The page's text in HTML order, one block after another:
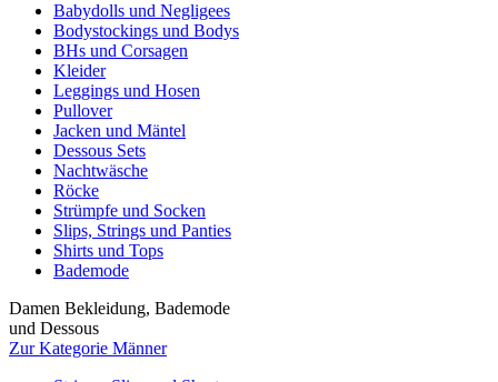
Babydolls und Negligees
Bodystockings und Bodys
BHs und Corsagen
Kleider
Leggings und Hosen
Pullover
Jacken und Mäntel
Dessous Sets
Nachtwäsche
Röcke
Strümpfe und Socken
Slips, Strings und Panties
Shirts und Tops
Bademode
Damen Bekleidung, Bademode
und Dessous
Zur Kategorie Männer